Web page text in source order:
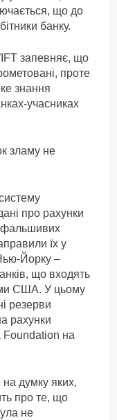
що до
банку.
запевняє, що
проте
знання
учасниках
зламу не
про рахунки
фальшивих
їх у
Йорку –
що входять
США. У цьому
резерви
рахунки
Foundation на
на думку яких,
про те, що
не